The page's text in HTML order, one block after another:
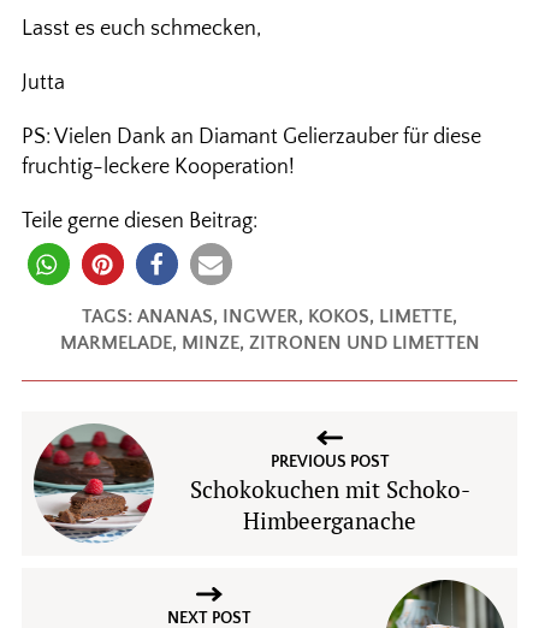
Lasst es euch schmecken,
Jutta
PS: Vielen Dank an Diamant Gelierzauber für diese
fruchtig-leckere Kooperation!
Teile gerne diesen Beitrag:
TAGS: ANANAS, INGWER, KOKOS, LIMETTE,
MARMELADE, MINZE, ZITRONEN UND LIMETTEN
PREVIOUS POST
Schokokuchen mit Schoko-
Himbeerganache
NEXT POST